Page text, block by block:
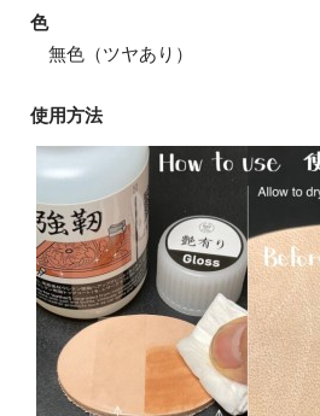
色
無色（ツヤあり）
使用方法